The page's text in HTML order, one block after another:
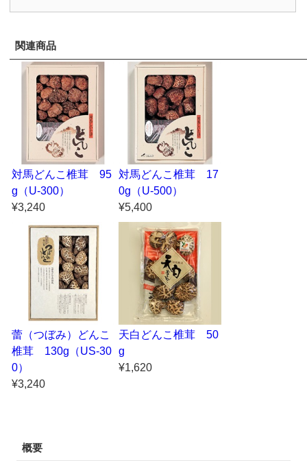
関連商品
対馬どんこ椎茸 95
g（U-300）
¥3,240
対馬どんこ椎茸 17
0g（U-500）
¥5,400
蕾（つぼみ）どんこ
椎茸 130g（US-30
0）
¥3,240
天白どんこ椎茸 50
g
¥1,620
概要